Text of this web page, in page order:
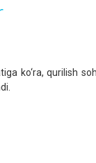
ko‘ra, qurilish